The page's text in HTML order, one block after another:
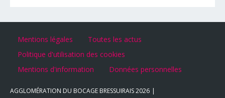
Mentions légales
Toutes les actus
Politique d'utilisation des cookies
Mentions d'information
Données personnelles
AGGLOMÉRATION DU BOCAGE BRESSUIRAIS2026